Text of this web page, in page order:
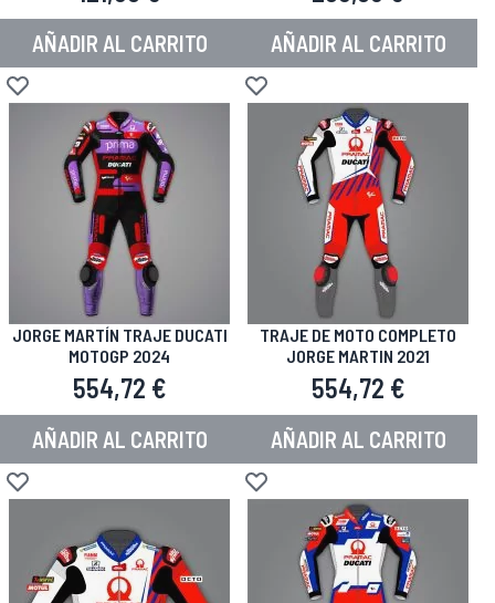
AÑADIR AL CARRITO
Añadir a la Lista de Deseos
AÑADIR AL CARRITO
Añadir a la Lista de Deseos
JORGE MARTÍN TRAJE DUCATI
MOTOGP 2024
554,72 €
AÑADIR AL CARRITO
Añadir a la Lista de Deseos
TRAJE DE MOTO COMPLETO
JORGE MARTIN 2021
554,72 €
AÑADIR AL CARRITO
Añadir a la Lista de Deseos